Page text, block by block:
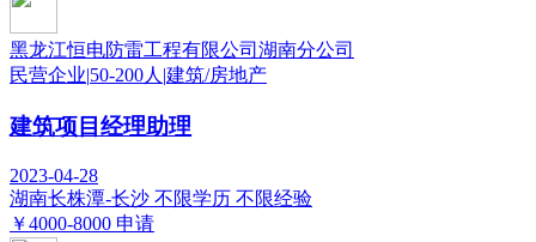
黑龙江恒电防雷工程有限公司湖南分公司
民营企业|50-200人|建筑/房地产
建筑项目经理助理
2023-04-28
湖南长株潭-长沙 不限学历 不限经验
￥4000-8000 申请